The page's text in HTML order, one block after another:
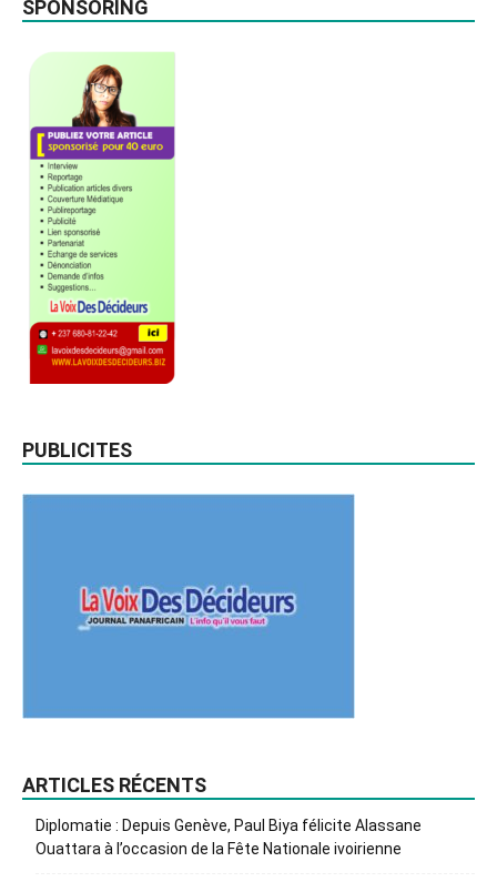
SPONSORING
PUBLICITES
ARTICLES RÉCENTS
Diplomatie : Depuis Genève, Paul Biya félicite Alassane
Ouattara à l’occasion de la Fête Nationale ivoirienne